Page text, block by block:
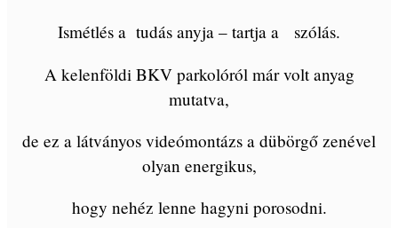
Ismétlés a tudás anyja – tartja a szólás.
A kelenföldi BKV parkolóról már volt anyag
mutatva,
de ez a látványos videómontázs a dübörgő zenével
olyan energikus,
hogy nehéz lenne hagyni porosodni.